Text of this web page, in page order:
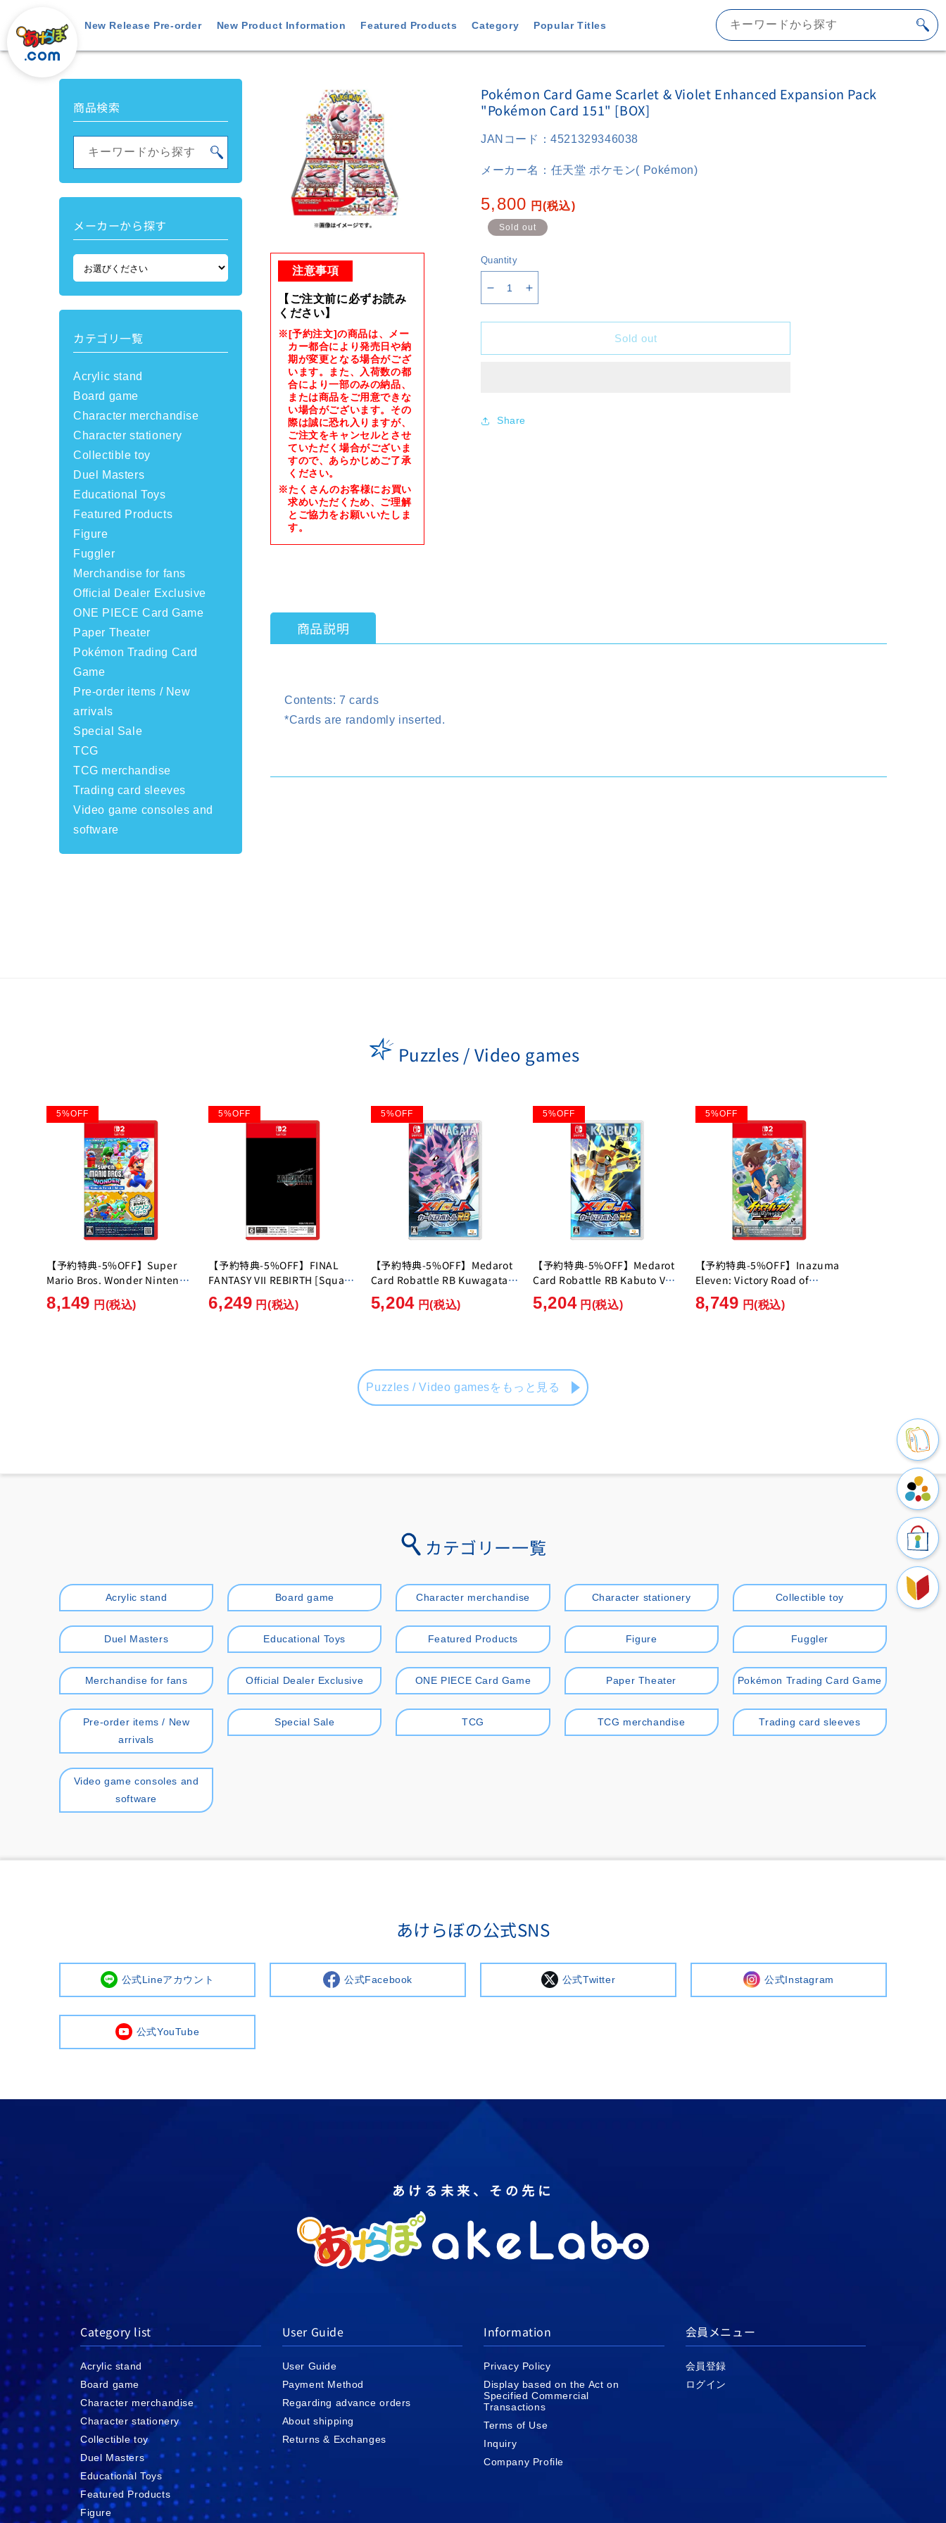
New Release Pre-order New Product Information Featured Products Category Popular Titles キーワードから探す
商品検索
キーワードから探す
メーカーから探す
カテゴリ一覧
Acrylic stand
Board game
Character merchandise
Character stationery
Collectible toy
Duel Masters
Educational Toys
Featured Products
Figure
Fuggler
Merchandise for fans
Official Dealer Exclusive
ONE PIECE Card Game
Paper Theater
Pokémon Trading Card
Game
Pre-order items / New
arrivals
Special Sale
TCG
TCG merchandise
Trading card sleeves
Video game consoles and
software
product
information
media
注意事項
【ご注文前に必ずお読み
ください】
※[予約注文]の商品は、メー
カー都合により発売日や納
期が変更となる場合がござ
います。また、入荷数の都
合により一部のみの納品、
または商品をご用意できな
い場合がございます。その
際は誠に恐れ入りますが、
ご注文をキャンセルとさせ
ていただく場合がございま
すので、あらかじめご了承
ください。
※たくさんのお客様にお買い
求めいただくため、ご理解
とご協力をお願いいたしま
す。
Pokémon Card Game Scarlet & Violet Enhanced Expansion Pack
"Pokémon Card 151" [BOX]
JANコード：4521329346038
メーカー名： 任天堂 ポケモン( Pokémon)
Regular
price
5,800 円 (税込)
Sold out
Quantity
Decrease
quantity
for
Card
Enhanced
Increase
quantity
for
Card
Sold out
Share
商品説明
Contents: 7 cards
*Cards are randomly inserted.
Puzzles / Video games
5%OFF
【予約特典-5%OFF】Super
Mario Bros. Wonder Nintendo
Switch 2 Edition + Everyone's
Ring Ring Park [Nintendo]
8,149 円 (税込)
5%OFF
【予約特典-5%OFF】FINAL
FANTASY VII REBIRTH [Square
Enix][Switch 2]
6,249 円 (税込)
5%OFF
【予約特典-5%OFF】Medarot
Card Robattle RB Kuwagata
Ver. [Imagineer][Switch]
5,204 円(税込)
5%OFF
【予約特典-5%OFF】Medarot
Card Robattle RB Kabuto Ver.
[Imagineer][Switch]
5,204 円 (税込)
5%OFF
【予約特典-5%OFF】Inazuma
Eleven: Victory Road of
Heroes Nintendo Switch 2
Edition [Level-5][Switch2]
8,749 円(税込)
Puzzles / Video gamesをもっと見る
カテゴリー一覧
Acrylic stand Board game Character merchandise Character stationery Collectible toy
Duel Masters Educational Toys Featured Products Figure Fuggler
Merchandise for fans Official Dealer Exclusive ONE PIECE Card Game Paper Theater Pokémon Trading Card Game
Pre-order items / New
arrivals
Special Sale TCG TCG merchandise Trading card sleeves
Video game consoles and
software
あけらぼの公式SNS
公式Lineアカウント 公式Facebook 公式Twitter 公式Instagram
公式YouTube
あける未来、その先に
Category list
Acrylic stand
Board game
Character merchandise
Character stationery
Collectible toy
Duel Masters
Educational Toys
Featured Products
Figure
User Guide
User Guide
Payment Method
Regarding advance orders
About shipping
Returns & Exchanges
Information
Privacy Policy
Display based on the Act on
Specified Commercial
Transactions
Terms of Use
Inquiry
Company Profile
会員メニュー
会員登録
ログイン